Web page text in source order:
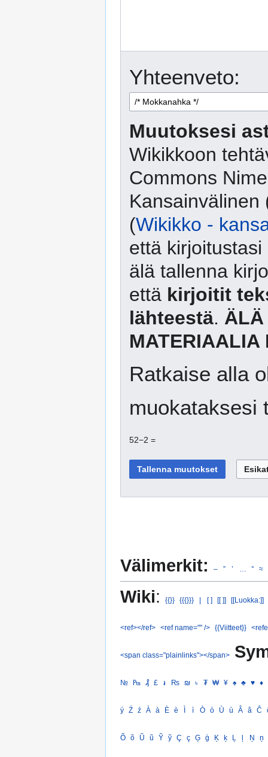
Yhteenveto:
Muutoksesi
Wikikkoon
Commons
Kansainvälinen
(Wikikko -
että
älä tallenna
että kirjoitit
lähteestä. ÄLÄ
MATERIAALIA
Ratkaise alla
muokataksesi
52−2 =
Välimerkit: – ” ’ ° ≈
Wiki: {{}} {{{}}} | [ ] [[ ]] [[Luokka:]]
<ref></ref> <ref name="" /> {{Viitteet}}
<span class="plainlinks"></span>
№ ₧ ₰ £ ៛ ₨ ₪ ৳ ₮ ₩ ¥ ♠ ♣ ♥ ♦
ý Ź ź À à È è Ì ì Ò ò Ù ù Â â Ĉ
Õ õ Ũ ũ Ỹ ỹ Ç ç Ģ ģ Ķ ķ Ļ ļ Ņ ņ